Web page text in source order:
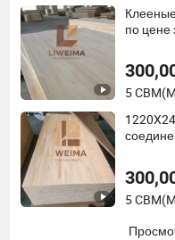
по цене
5 CBM
5 CBM